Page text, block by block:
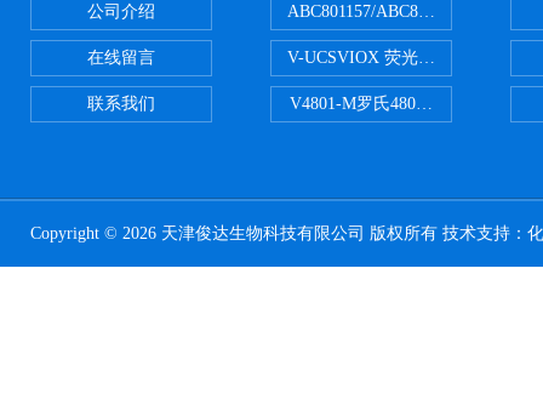
公司介绍
在线留言
联系我们
ABC801157/ABC801506ABC常规
V-UCSVIOX 荧光定量封板膜
V4801-M罗氏480适配96孔板 PCR
Copyright © 2026 天津俊达生物科技有限公司 版权所有 技术支持：